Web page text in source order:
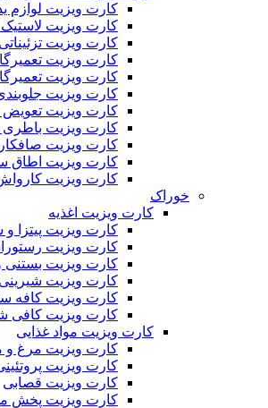
کارت ویزیت لوازم
کارت ویزیت لاستیک
کارت ویزیت
کارت ویزیت
کارت ویزیت
کارت ویزیت
کارت ویزیت
کارت ویزیت
کارت ویزیت
کارت ویزیت اطاق
کارت ویزیت
خوراک
کارت ویزیت اغذیه
کارت ویزیت پیتزا و
کارت ویزیت
کارت ویزیت بستنی
کارت ویزیت شیرینی
کارت ویزیت کافه
کارت ویزیت کافی
کارت ویزیت مواد غذایی
کارت ویزیت مرغ و
کارت ویزیت
کارت ویزیت قصابی
کارت ویزیت پخش